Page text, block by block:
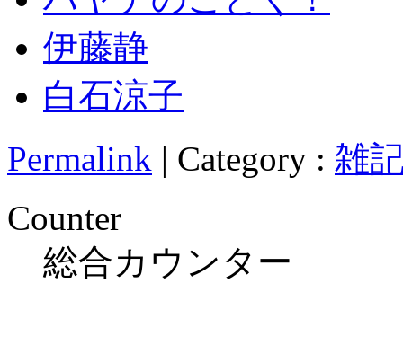
伊藤静
白石涼子
Permalink | Category : 雑
Counter
総合カウンター